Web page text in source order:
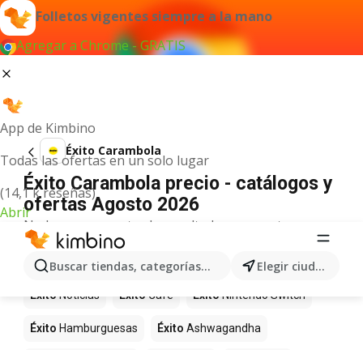
Folletos vigentes siempre a la mano
Agregar a Chrome - GRATIS
App de Kimbino
Todas las ofertas en un solo lugar
(14,1 k reseñas)
Abrir
Buscar tiendas, categorías, productos... Elegir ciudad
Éxito Carambola
Éxito Carambola precio - catálogos y
ofertas Agosto 2026
No hemos encontrado resultados para este
término.
Más productos en tiendas Éxito
Éxito Noticias Éxito Café Éxito Nintendo Switch
Éxito Hamburguesas Éxito Ashwagandha